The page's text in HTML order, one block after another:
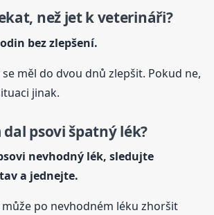
než jet k veterináři?
bez zlepšení.
se měl do dvou dnů zlepšit. Pokud ne,
jinak.
dal psovi špatný lék?
nevhodný lék, sledujte
a jednejte.
může po nevhodném léku zhoršit